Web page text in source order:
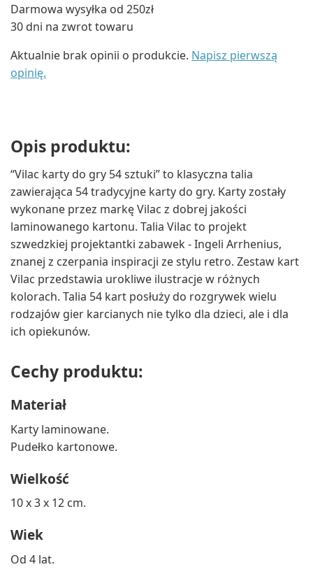
Darmowa wysyłka od 250zł
30 dni na zwrot towaru
Aktualnie brak opinii o produkcie. Napisz pierwszą
opinię.
Opis produktu:
“Vilac karty do gry 54 sztuki” to klasyczna talia
zawierająca 54 tradycyjne karty do gry. Karty zostały
wykonane przez markę Vilac z dobrej jakości
laminowanego kartonu. Talia Vilac to projekt
szwedzkiej projektantki zabawek - Ingeli Arrhenius,
znanej z czerpania inspiracji ze stylu retro. Zestaw kart
Vilac przedstawia urokliwe ilustracje w różnych
kolorach. Talia 54 kart posłuży do rozgrywek wielu
rodzajów gier karcianych nie tylko dla dzieci, ale i dla
ich opiekunów.
Cechy produktu:
Materiał
Karty laminowane.
Pudełko kartonowe.
Wielkość
10 x 3 x 12 cm.
Wiek
Od 4 lat.